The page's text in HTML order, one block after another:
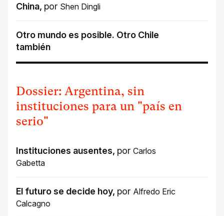
China, por Shen Dingli
Otro mundo es posible. Otro Chile
también
Dossier: Argentina, sin
instituciones para un "país en
serio"
Instituciones ausentes, por Carlos
Gabetta
El futuro se decide hoy, por Alfredo Eric
Calcagno